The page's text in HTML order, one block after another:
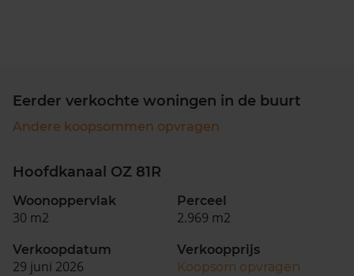
Eerder verkochte woningen in de buurt
Andere koopsommen opvragen
Hoofdkanaal OZ 81R
Woonoppervlak
30 m2
Perceel
2.969 m2
Verkoopdatum
29 juni 2026
Verkoopprijs
Koopsom opvragen